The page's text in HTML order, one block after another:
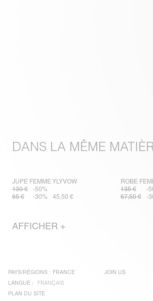
DANS LA MÊME
JUPE FEMME YLYVOW
130 €
-50%
65 €
-30% 45,50 €
ROBE
135 €
-
67,50 €
-
AFFICHER +
PAYS/RÉGIONS : FRANCE
LANGUE :
FRANÇAIS
PLAN DU SITE
JOIN US